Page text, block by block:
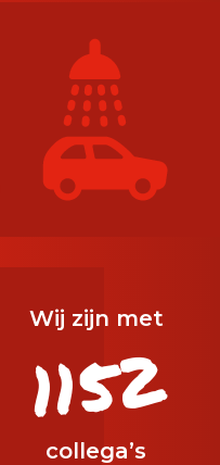
Wij zijn met
1192
collega’s